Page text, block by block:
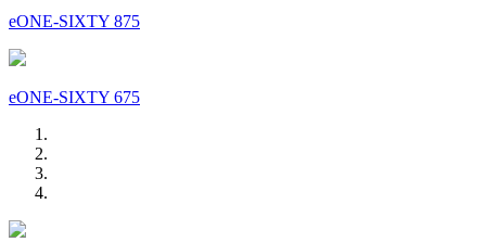
eONE-SIXTY 875
eONE-SIXTY 675